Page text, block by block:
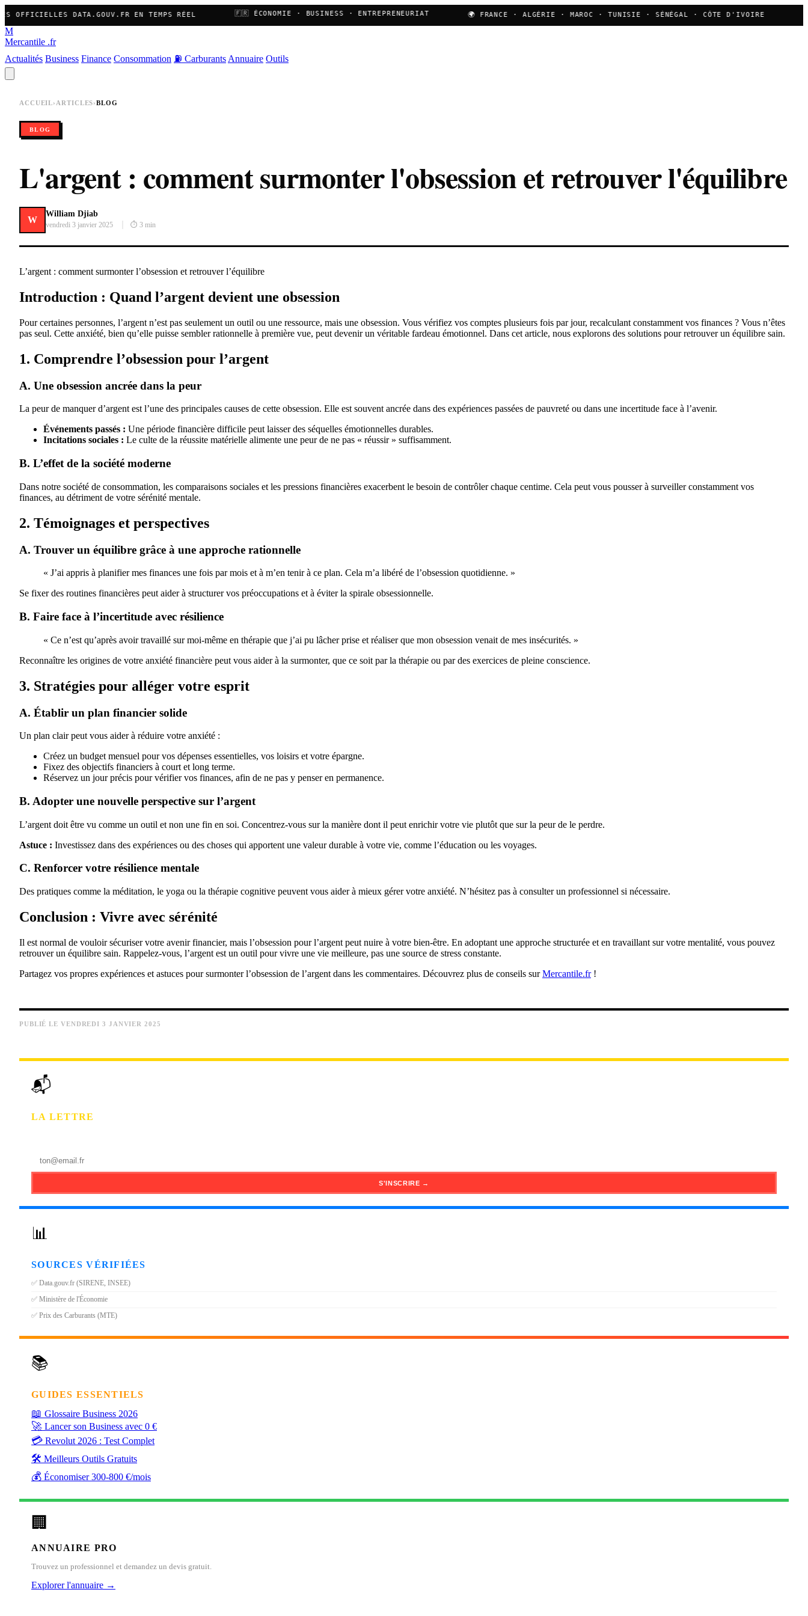
OFFICIELLES DATA.GOUV.FR EN TEMPS RÉEL 🇫🇷 ÉCONOMIE · BUSINESS · ENTREPRENEURIAT 🌍 FRANCE · ALGÉRIE · MAROC · TUNISIE · SÉNÉGAL · CÔTE D'IVOIRE
M
Mercantile .fr
Actualités Business Finance Consommation ⛽ Carburants Annuaire Outils
ACCUEIL› ARTICLES›BLOG
BLOG
L'argent : comment surmonter l'obsession et retrouver l'équilibre
W
William Djiab
vendredi 3 janvier 2025 ⏱ 3 min
L’argent : comment surmonter l’obsession et retrouver l’équilibre
Introduction : Quand l’argent devient une obsession
Pour certaines personnes, l’argent n’est pas seulement un outil ou une ressource, mais une obsession. Vous vérifiez vos comptes plusieurs fois par jour, recalculant constamment vos finances ? Vous n’êtes
pas seul. Cette anxiété, bien qu’elle puisse sembler rationnelle à première vue, peut devenir un véritable fardeau émotionnel. Dans cet article, nous explorons des solutions pour retrouver un équilibre sain.
1. Comprendre l’obsession pour l’argent
A. Une obsession ancrée dans la peur
La peur de manquer d’argent est l’une des principales causes de cette obsession. Elle est souvent ancrée dans des expériences passées de pauvreté ou dans une incertitude face à l’avenir.
Événements passés : Une période financière difficile peut laisser des séquelles émotionnelles durables.
Incitations sociales : Le culte de la réussite matérielle alimente une peur de ne pas « réussir » suffisamment.
B. L’effet de la société moderne
Dans notre société de consommation, les comparaisons sociales et les pressions financières exacerbent le besoin de contrôler chaque centime. Cela peut vous pousser à surveiller constamment vos
finances, au détriment de votre sérénité mentale.
2. Témoignages et perspectives
A. Trouver un équilibre grâce à une approche rationnelle
« J’ai appris à planifier mes finances une fois par mois et à m’en tenir à ce plan. Cela m’a libéré de l’obsession quotidienne. »
Se fixer des routines financières peut aider à structurer vos préoccupations et à éviter la spirale obsessionnelle.
B. Faire face à l’incertitude avec résilience
« Ce n’est qu’après avoir travaillé sur moi-même en thérapie que j’ai pu lâcher prise et réaliser que mon obsession venait de mes insécurités. »
Reconnaître les origines de votre anxiété financière peut vous aider à la surmonter, que ce soit par la thérapie ou par des exercices de pleine conscience.
3. Stratégies pour alléger votre esprit
A. Établir un plan financier solide
Un plan clair peut vous aider à réduire votre anxiété :
Créez un budget mensuel pour vos dépenses essentielles, vos loisirs et votre épargne.
Fixez des objectifs financiers à court et long terme.
Réservez un jour précis pour vérifier vos finances, afin de ne pas y penser en permanence.
B. Adopter une nouvelle perspective sur l’argent
L’argent doit être vu comme un outil et non une fin en soi. Concentrez-vous sur la manière dont il peut enrichir votre vie plutôt que sur la peur de le perdre.
Astuce : Investissez dans des expériences ou des choses qui apportent une valeur durable à votre vie, comme l’éducation ou les voyages.
C. Renforcer votre résilience mentale
Des pratiques comme la méditation, le yoga ou la thérapie cognitive peuvent vous aider à mieux gérer votre anxiété. N’hésitez pas à consulter un professionnel si nécessaire.
Conclusion : Vivre avec sérénité
Il est normal de vouloir sécuriser votre avenir financier, mais l’obsession pour l’argent peut nuire à votre bien-être. En adoptant une approche structurée et en travaillant sur votre mentalité, vous pouvez
retrouver un équilibre sain. Rappelez-vous, l’argent est un outil pour vivre une vie meilleure, pas une source de stress constante.
Partagez vos propres expériences et astuces pour surmonter l’obsession de l’argent dans les commentaires. Découvrez plus de conseils surMercantile.fr!
PUBLIÉ LE VENDREDI 3 JANVIER 2025
📬
LA LETTRE
S'INSCRIRE →
📊
SOURCES VÉRIFIÉES
✅ Data.gouv.fr (SIRENE, INSEE)
✅ Ministère de l'Économie
✅ Prix des Carburants (MTE)
📚
GUIDES ESSENTIELS
📖 Glossaire Business 2026
🚀 Lancer son Business avec 0 €
💳 Revolut 2026 : Test Complet
🛠️ Meilleurs Outils Gratuits
💰 Économiser 300-800 €/mois
🏢
ANNUAIRE PRO
Trouvez un professionnel et demandez un devis gratuit.
Explorer l'annuaire →